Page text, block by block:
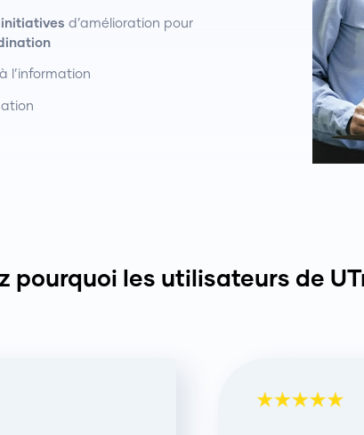
initiatives d’amélioration pour
à l’information
pourquoi les utilisateurs de